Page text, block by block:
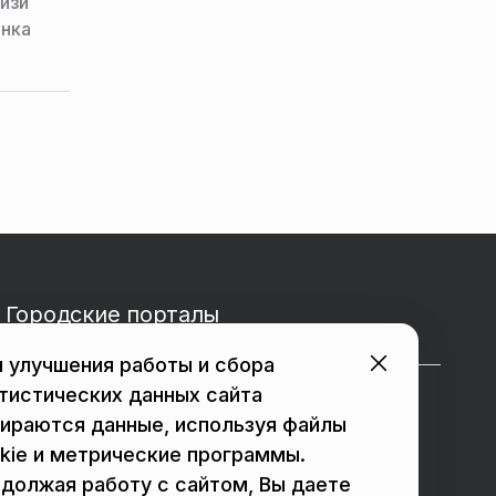
Городские порталы
в Реутове в Балашихе
улучшения работы и сбора
данных сайта
данные, используя файлы
и метрические программы.
работу с сайтом, Вы даете